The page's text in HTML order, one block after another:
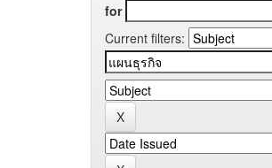
for
Current filters: